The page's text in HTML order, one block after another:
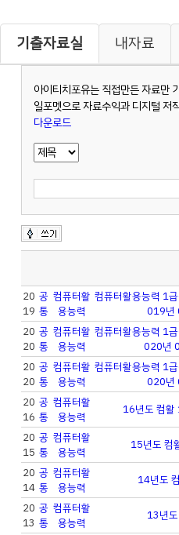
기출자료실 내자료
아이티치포유는 직접만든 자료만
일포멧으로 자료수익과 디지털 저
다운로드
20
19
공
통
컴퓨터활
용능력
컴퓨터활용능력 1
019년
20
20
공
통
컴퓨터활
용능력
컴퓨터활용능력 1
020년
20
20
공
통
컴퓨터활
용능력
컴퓨터활용능력 1
020년
20
16
공
통
컴퓨터활
용능력
16년도 컴활
20
15
공
통
컴퓨터활
용능력
15년도 컴
20
14
공
통
컴퓨터활
용능력
14년도
20
13
공
통
컴퓨터활
용능력
13년